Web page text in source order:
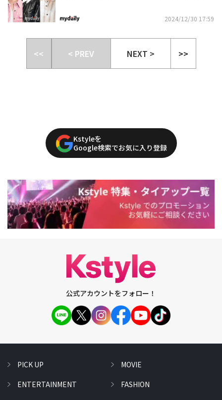
2024/12/30 17:59
<< < PREV NEXT > >>
Kstyleを
Google検索でお気に入り登録
公式アカウントをフォロー！
PICK UP
ENTERTAINMENT
MOVIE
FASHION